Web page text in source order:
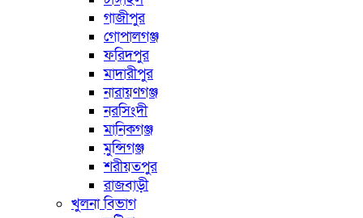
গাজীপুর
গোপালগঞ্জ
ফরিদপুর
মাদারীপুর
নারায়ণগঞ্জ
নরসিংদী
মানিকগঞ্জ
মুন্সিগঞ্জ
শরীয়তপুর
রাজবাড়ী
খুলনা বিভাগ